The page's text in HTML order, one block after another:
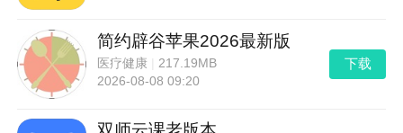
简约辟谷苹果2026最新版
医疗健康 |217.19MB
2026-08-08 09:20
下载